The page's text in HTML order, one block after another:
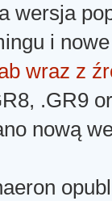
wersja
i
wraz z
.GR9
nową